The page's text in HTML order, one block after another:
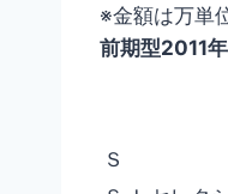
※金額は万単
前期型2011
Ｓ